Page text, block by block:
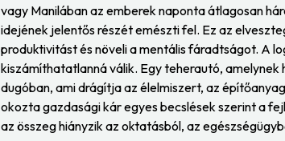
vagy Manilában az emberek naponta átlagosan
idejének jelentős részét emészti fel. Ez az
produktivitást és növeli a mentális fáradtságot. A
kiszámíthatatlanná válik. Egy teherautó,
dugóban, ami drágítja az élelmiszert, az
okozta gazdasági kár egyes becslések szerint a
az összeg hiányzik az oktatásból, az